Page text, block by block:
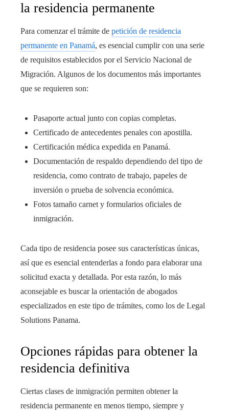
la residencia permanente
Para comenzar el trámite de petición de residencia
permanente en Panamá, es esencial cumplir con una serie
de requisitos establecidos por el Servicio Nacional de
Migración. Algunos de los documentos más importantes
que se requieren son:
Pasaporte actual junto con copias completas.
Certificado de antecedentes penales con apostilla.
Certificación médica expedida en Panamá.
Documentación de respaldo dependiendo del tipo de
residencia, como contrato de trabajo, papeles de
inversión o prueba de solvencia económica.
Fotos tamaño carnet y formularios oficiales de
inmigración.
Cada tipo de residencia posee sus características únicas,
así que es esencial entenderlas a fondo para elaborar una
solicitud exacta y detallada. Por esta razón, lo más
aconsejable es buscar la orientación de abogados
especializados en este tipo de trámites, como los de Legal
Solutions Panama.
Opciones rápidas para obtener la
residencia definitiva
Ciertas clases de inmigración permiten obtener la
residencia permanente en menos tiempo, siempre y